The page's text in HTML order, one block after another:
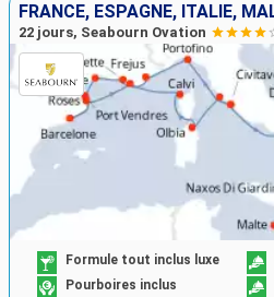
22 jours, Seabourn Ovation
Formule tout inclus luxe
Pourboires inclus